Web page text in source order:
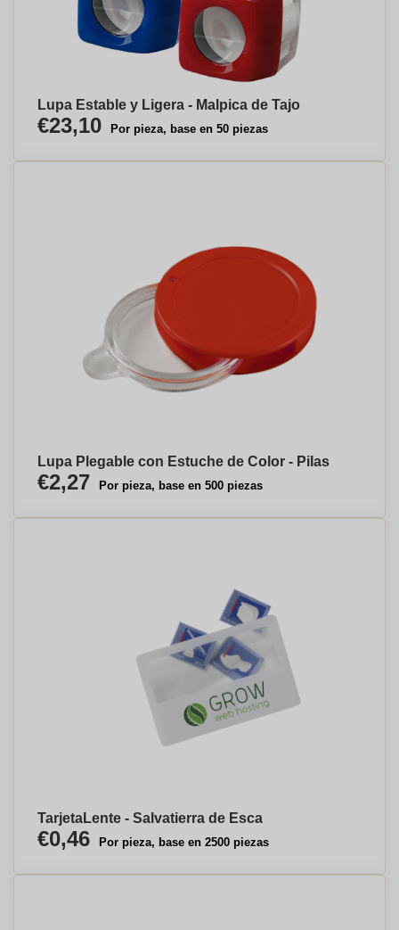
Lupa Estable y Ligera - Malpica de Tajo
€23,10 Por pieza, base en 50 piezas
Lupa Plegable con Estuche de Color - Pilas
€2,27 Por pieza, base en 500 piezas
TarjetaLente - Salvatierra de Esca
€0,46 Por pieza, base en 2500 piezas